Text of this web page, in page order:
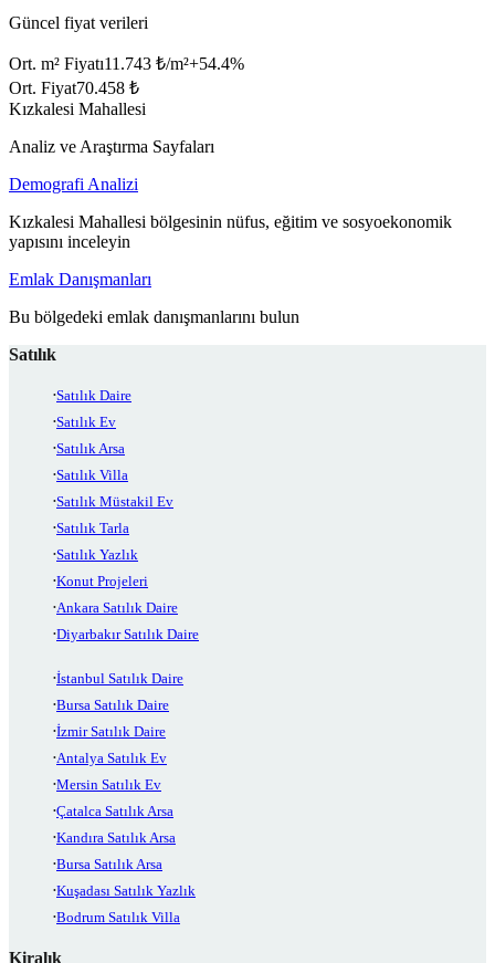
Güncel fiyat verileri
Ort. m² Fiyatı11.743 ₺/m²+54.4%
Ort. Fiyat70.458 ₺
Kızkalesi Mahallesi
Analiz ve Araştırma Sayfaları
Demografi Analizi
Kızkalesi Mahallesi bölgesinin nüfus, eğitim ve sosyoekonomik
yapısını inceleyin
Emlak Danışmanları
Bu bölgedeki emlak danışmanlarını bulun
Satılık
Satılık Daire
Satılık Ev
Satılık Arsa
Satılık Villa
Satılık Müstakil Ev
Satılık Tarla
Satılık Yazlık
Konut Projeleri
Ankara Satılık Daire
Diyarbakır Satılık Daire
İstanbul Satılık Daire
Bursa Satılık Daire
İzmir Satılık Daire
Antalya Satılık Ev
Mersin Satılık Ev
Çatalca Satılık Arsa
Kandıra Satılık Arsa
Bursa Satılık Arsa
Kuşadası Satılık Yazlık
Bodrum Satılık Villa
Kiralık